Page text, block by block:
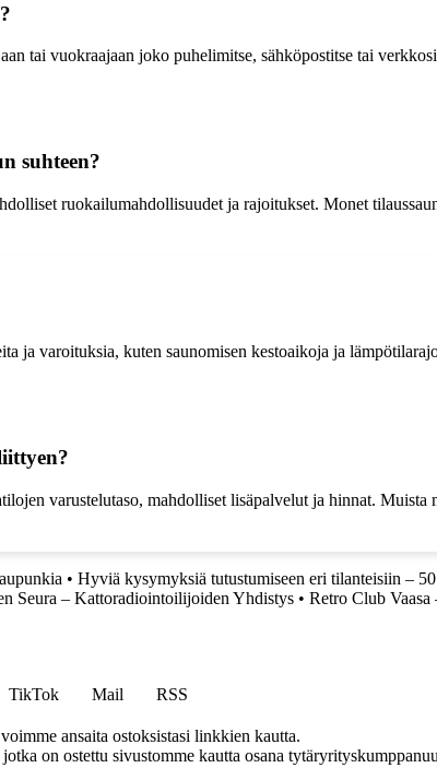
tai vuokraajaan joko puhelimitse, sähköpostitse tai
suhteen?
ruokailumahdollisuudet ja rajoitukset. Monet
ja varoituksia, kuten saunomisen kestoaikoja ja
varustelutaso, mahdolliset lisäpalvelut ja hinnat.
• Hyviä kysymyksiä tutustumiseen eri tilanteisiin –
Seura – Kattoradiointoilijoiden Yhdistys • Retro Club Vaasa
TikTok Mail
RSS
ansaita ostoksistasi linkkien kautta.
on ostettu sivustomme kautta osana